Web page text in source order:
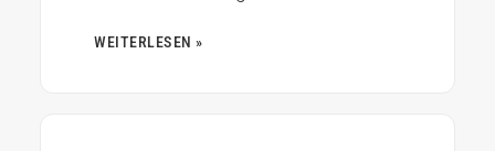
WEITERLESEN »